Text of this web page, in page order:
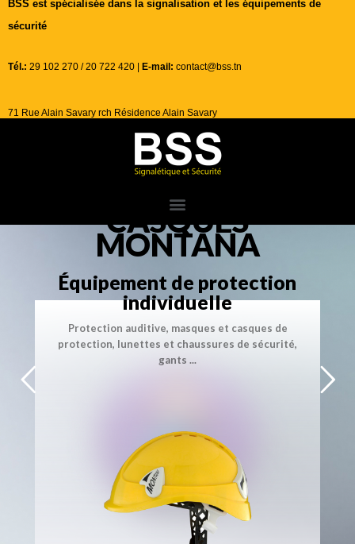
BSS est spécialisée dans la signalisation et les équipements de
sécurité
Tél.: 29 102 270 / 20 722 420 | E-mail: contact@bss.tn
71 Rue Alain Savary rch Résidence Alain Savary
CASQUES
MONTANA
Équipement de protection
individuelle
Protection auditive, masques et casques de
protection, lunettes et chaussures de sécurité,
gants ...